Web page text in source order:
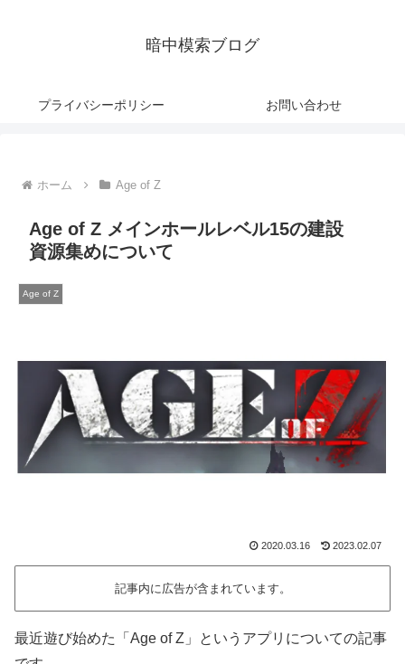
暗中模索ブログ
プライバシーポリシー お問い合わせ
ホーム Age of Z
Age of Z メインホールレベル15の建設
資源集めについて
Age of Z
2020.03.16 2023.02.07
記事内に広告が含まれています。
最近遊び始めた「Age of Z」というアプリについての記事